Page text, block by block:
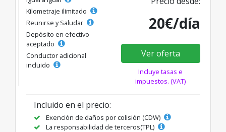
Kilometraje ilimitado
Reunirse y Saludar
Depósito en efectivo
aceptado
Conductor adicional
incluido
20€/día
Ver oferta
Incluye tasas e
impuestos. (VAT)
Incluido en el precio:
Exención de daños por colisión (CDW)
La responsabilidad de terceros(TPL)